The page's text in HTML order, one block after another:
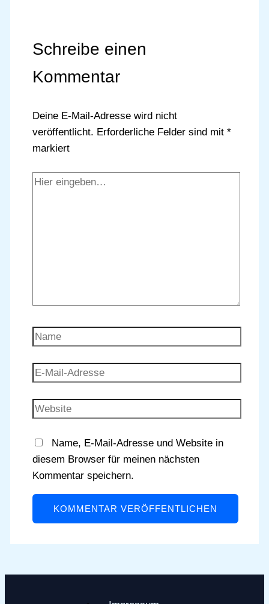
Schreibe einen
Kommentar
Deine E-Mail-Adresse wird nicht
veröffentlicht. Erforderliche Felder sind mit *
markiert
Hier
Name
E-
Adresse
Website
Name, E-Mail-Adresse und Website in
diesem Browser für meinen nächsten
Kommentar speichern.